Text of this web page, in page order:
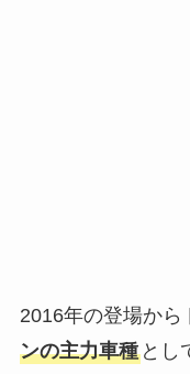
2016年の登場から
ンの主力車種とし